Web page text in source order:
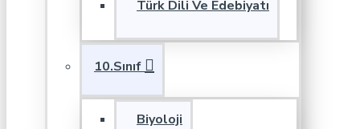
Türk Dili Ve Edebiyatı
10.Sınıf
Biyoloji